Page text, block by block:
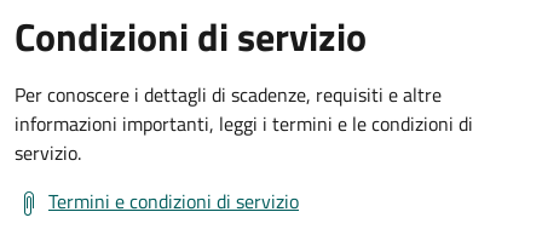
Condizioni di servizio
Per conoscere i dettagli di scadenze, requisiti e altre
informazioni importanti, leggi i termini e le condizioni di
servizio.
Termini e condizioni di servizio